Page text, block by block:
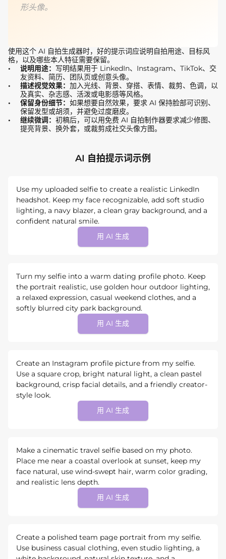
形头像。
使用这个 AI 自拍生成器时，好的提示词应说明自拍用途、目标风
格，以及哪些本人特征需要保留。
说明用途： 写明结果用于 LinkedIn、Instagram、TikTok、交
友资料、简历、团队页或创意头像。
描述视觉效果： 加入光线、背景、穿搭、表情、裁剪、色调，以
及真实、杂志感、活泼或电影感等风格。
保留身份细节： 如果想要自然效果，要求 AI 保持脸部可识别、
保留发型或胡须，并避免过度磨皮。
继续微调： 初稿后，可以用免费 AI 自拍制作器要求减少修图、
提亮背景、换外套，或裁剪成社交头像方图。
AI 自拍提示词示例
Use my uploaded selfie to create a realistic LinkedIn
headshot. Keep my face recognizable, add soft studio
lighting, a navy blazer, a clean gray background, and a
confident natural smile.
用 AI 生成
Turn my selfie into a warm dating profile photo. Keep
the portrait realistic, use golden hour outdoor lighting,
a relaxed expression, casual weekend clothes, and a
softly blurred city park background.
用 AI 生成
Create an Instagram profile picture from my selfie.
Use a square crop, bright natural light, a clean pastel
background, crisp facial details, and a friendly creator-
style look.
用 AI 生成
Make a cinematic travel selfie based on my photo.
Place me near a coastal overlook at sunset, keep my
face natural, use wind-swept hair, warm color grading,
and realistic lens depth.
用 AI 生成
Create a polished team page portrait from my selfie.
Use business casual clothing, even studio lighting, a